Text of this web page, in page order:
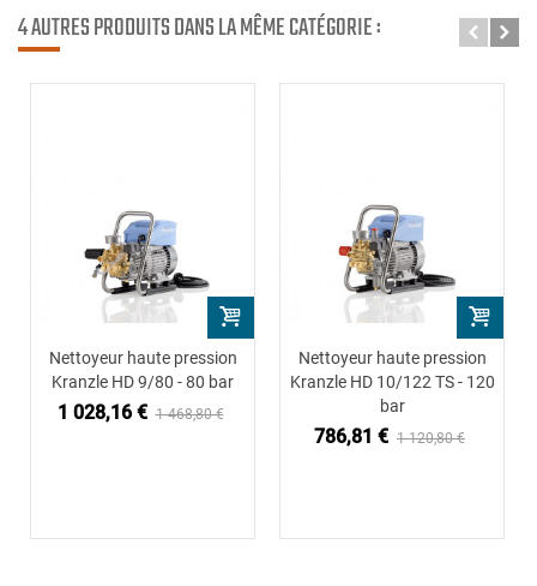
4 AUTRES PRODUITS DANS LA MÊME CATÉGORIE :
Nettoyeur haute pression
Kranzle HD 9/80 - 80 bar
1 028,16 € 1 468,80 €
Nettoyeur haute pression
Kranzle HD 10/122 TS - 120
bar
786,81 € 1 120,80 €